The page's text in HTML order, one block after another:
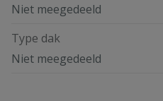
Niet meegedeeld
Type dak
Niet meegedeeld